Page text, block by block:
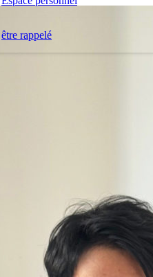
être rappelé